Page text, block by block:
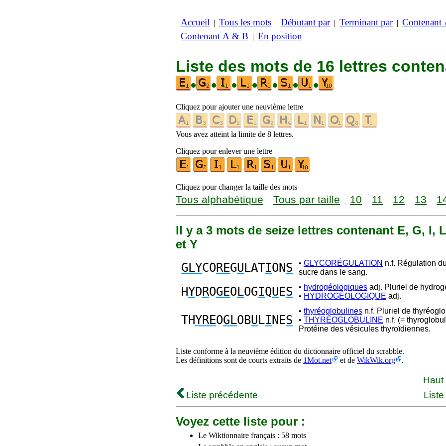
Accueil | Tous les mots | Débutant par| Terminant par| Contenant
Contenant A & B | En position
Liste des mots de 16 lettres
•
• • • • • •
Cliquez pour ajouter une neuvième lettre
Vous avez atteint la limite de 8 lettres.
Cliquez pour enlever une lettre
Cliquez pour changer la taille des mots
Tous alphabétique Tous par taille 10 11 12 13
Il y a 3 mots de seize lettres contenant E, G, I,
et Y
GLYCOREGU LATIONS • GLYCORÉGULATION n.f. Régulation
sucre dans le sang.
HYDROGEO LOGIQUES • hydrogéologiques adj. Pluriel de
• HYDROGÉOLOGIQUE adj.
THYREOGLOBU LI NES
• thyréoglobulines n.f. Pluriel de
• THYRÉOGLOBULINE n.f. (=
Protéine des vésicules thyroïdiennes.
Liste conforme à la neuvième édition du dictionnaire officiel du scrabble.
Les définitions sont de courts extraits de 1Mot.net et de WikWik.org .
Liste précédente
Voyez cette liste pour :
Le Wiktionnaire français : 58 mots